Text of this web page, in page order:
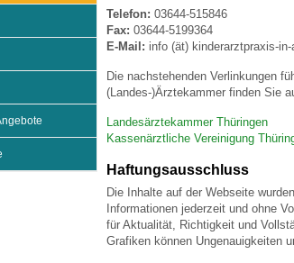
Recht auf Impfung
Vorsorge- und
Material zu den Vorsorgen
Entwicklungskalender
Familienzeit gesund
Telefon: 03644-515846
Fax: 03644-5199364
E-Mail: info (ät) kinderarztpraxis-in-
Die nachstehenden Verlinkungen
(Landes-)Ärztekammer finden Sie
Landesärztekammer Thüringen
Kassenärztliche Vereinigung
Haftungsausschluss
Die Inhalte auf der Webseite
Informationen jederzeit und ohne
für Aktualität, Richtigkeit und
Grafiken können Ungenauigkeiten